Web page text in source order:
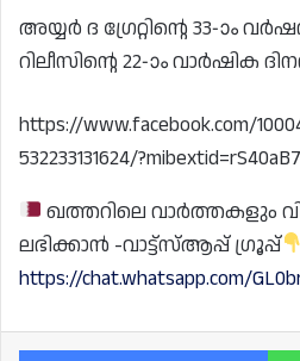
അയ്യർ ദ ഗ്രേറ്റിന്റെ 33-ാം
റിലീസിന്റെ 22-ാം വാർഷിക
https://www.facebook.com/
532233131624/
ഖത്തറിലെ വാർത്തകളും
ലഭിക്കാൻ -വാട്ട്സ്ആപ്പ് ഗ്രൂപ്പ്
https://chat.whatsapp.com/